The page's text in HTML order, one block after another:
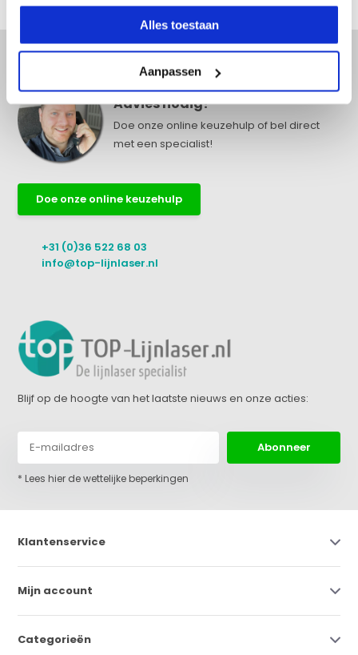
Alles toestaan
Aanpassen
Advies nodig?
Doe onze online keuzehulp of bel direct
met een specialist!
Doe onze online keuzehulp
+31 (0)36 522 68 03
info@top-lijnlaser.nl
Blijf op de hoogte van het laatste nieuws en onze acties:
Abonneer
* Lees hier de wettelijke beperkingen
Klantenservice
Mijn account
Categorieën